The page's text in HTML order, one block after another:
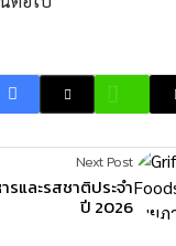
Next Post
และรสชาติประจำ
ปี 2026